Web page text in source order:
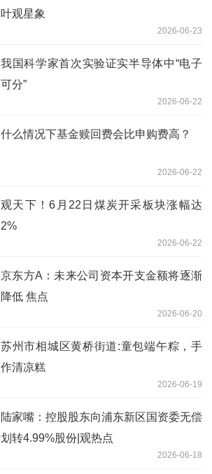
叶观星象
2026-06-23
我国科学家首次实验证实半导体中“电子
可分”
2026-06-22
什么情况下基金赎回费会比申购费高？
2026-06-22
观天下！6月22日煤炭开采板块涨幅达
2%
2026-06-22
京东方A：未来公司资本开支金额将逐渐
降低 焦点
2026-06-20
苏州市相城区黄桥街道:童包端午粽，手
作清凉糕
2026-06-19
陆家嘴：控股股东向浦东新区国资委无偿
划转4.99%股份|观热点
2026-06-18